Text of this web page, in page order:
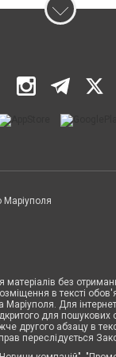
Маріуполя
матеріалів без
в тексті
Маріуполя. Для
для пошукових
другого абзацу в
переслідується